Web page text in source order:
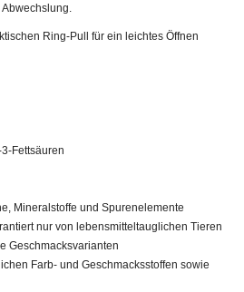
Ring-Pull für ein leichtes Öffnen
Fettsäuren
Mineralstoffe und Spurenelemente
nur von lebensmitteltauglichen Tieren
Geschmacksvarianten
Farb- und Geschmacksstoffen sowie